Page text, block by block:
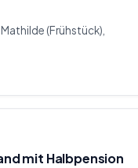
(Frühstück),
mit Halbpension